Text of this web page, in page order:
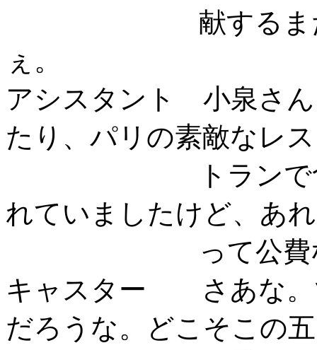
献するまたとな
ぇ。
アシスタント 小泉さ
たり、パリの素敵なレス
トランで食事し
れていましたけど、あれ
って公費なん
キャスター さあな。
だろうな。どこそこの五